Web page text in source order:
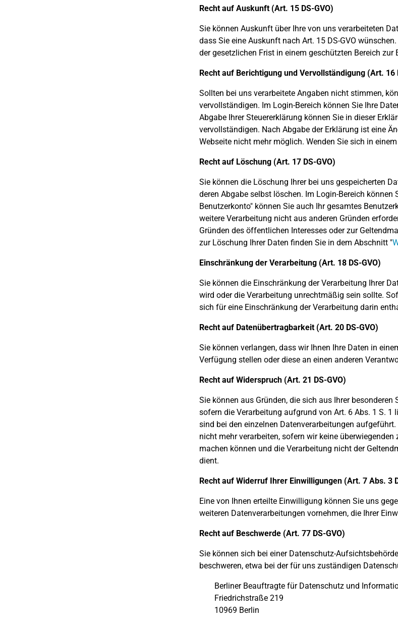
Recht auf Auskunft (Art. 15 DS-GVO)
Sie können Auskunft über Ihre von uns verarbeiteten
dass Sie eine Auskunft nach Art. 15 DS-GVO
der gesetzlichen Frist in einem geschützten Bereich zur
Recht auf Berichtigung und Vervollständigung (Art. 16
Sollten bei uns verarbeitete Angaben nicht stimmen,
vervollständigen. Im Login-Bereich können Sie Ihre
Abgabe Ihrer Steuererklärung können Sie in dieser
vervollständigen. Nach Abgabe der Erklärung ist eine
Webseite nicht mehr möglich. Wenden Sie sich in
Recht auf Löschung (Art. 17 DS-GVO)
Sie können die Löschung Ihrer bei uns gespeicherten
deren Abgabe selbst löschen. Im Login-Bereich
Benutzerkonto" können Sie auch Ihr gesamtes
weitere Verarbeitung nicht aus anderen Gründen
Gründen des öffentlichen Interesses oder zur
zur Löschung Ihrer Daten finden Sie in dem Abschnitt "
Einschränkung der Verarbeitung (Art. 18 DS-GVO)
Sie können die Einschränkung der Verarbeitung Ihrer
wird oder die Verarbeitung unrechtmäßig sein sollte.
sich für eine Einschränkung der Verarbeitung darin
Recht auf Datenübertragbarkeit (Art. 20 DS-GVO)
Sie können verlangen, dass wir Ihnen Ihre Daten in
Verfügung stellen oder diese an einen anderen
Recht auf Widerspruch (Art. 21 DS-GVO)
Sie können aus Gründen, die sich aus Ihrer
sofern die Verarbeitung aufgrund von Art. 6 Abs. 1 S.
sind bei den einzelnen Datenverarbeitungen
nicht mehr verarbeiten, sofern wir keine
machen können und die Verarbeitung nicht der
dient.
Recht auf Widerruf Ihrer Einwilligungen (Art. 7 Abs. 3
Eine von Ihnen erteilte Einwilligung können Sie uns
weiteren Datenverarbeitungen vornehmen, die Ihrer
Recht auf Beschwerde (Art. 77 DS-GVO)
Sie können sich bei einer Datenschutz-
beschweren, etwa bei der für uns zuständigen
Berliner Beauftragte für Datenschutz und
Friedrichstraße 219
10969 Berlin